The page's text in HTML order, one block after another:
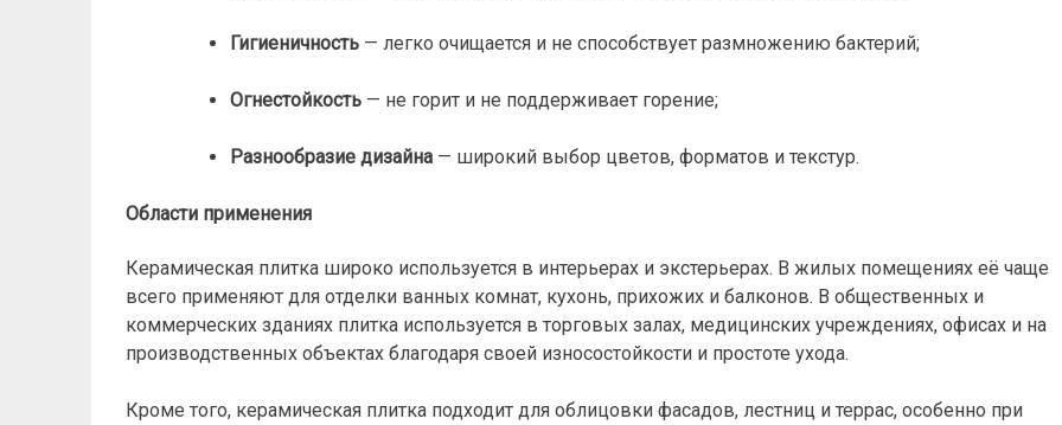
Гигиеничность— легко очищается и не способствует размножению бактерий;
Огнестойкость— не горит и не поддерживает горение;
Разнообразие дизайна— широкий выбор цветов, форматов и текстур.
Области применения
Керамическая плитка широко используется в интерьерах и экстерьерах. В жилых помещениях её чаще
всего применяют для отделки ванных комнат, кухонь, прихожих и балконов. В общественных и
коммерческих зданиях плитка используется в торговых залах, медицинских учреждениях, офисах и на
производственных объектах благодаря своей износостойкости и простоте ухода.
Кроме того, керамическая плитка подходит для облицовки фасадов, лестниц и террас, особенно при